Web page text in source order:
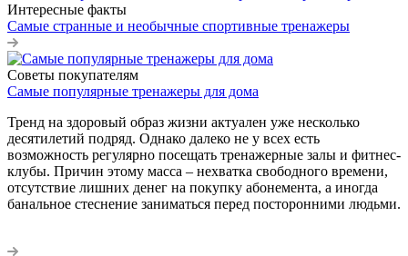
Интересные факты
Самые странные и необычные спортивные тренажеры
Советы покупателям
Самые популярные тренажеры для дома
Тренд на здоровый образ жизни актуален уже несколько
десятилетий подряд. Однако далеко не у всех есть
возможность регулярно посещать тренажерные залы и фитнес-
клубы. Причин этому масса – нехватка свободного времени,
отсутствие лишних денег на покупку абонемента, а иногда
банальное стеснение заниматься перед посторонними людьми.